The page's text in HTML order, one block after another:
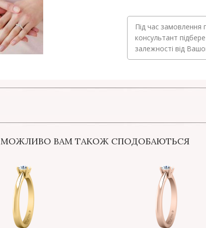
Під час замовлення
консультант
залежності від
МОЖЛИВО ВАМ ТАКОЖ СПОДОБАЮТЬСЯ